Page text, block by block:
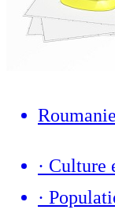
Roumanie
· Culture
·